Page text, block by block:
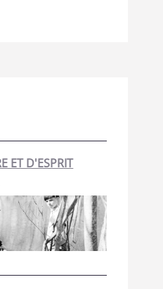
ET D'ESPRIT